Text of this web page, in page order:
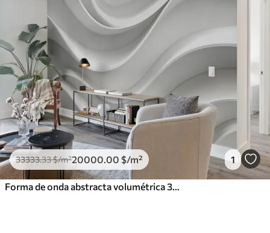
33333.33$/m²20000 .00 $/m² 1